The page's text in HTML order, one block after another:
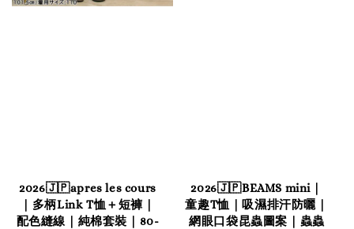
2026🇯🇵apres les cours
｜多柄Link T恤＋短褲｜
配色縫線｜純棉套裝｜80-
2026🇯🇵BEAMS mini｜
童趣T恤｜吸濕排汗防曬｜
網眼口袋昆蟲圖案｜蟲蟲